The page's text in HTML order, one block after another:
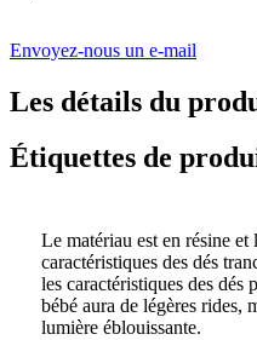
Envoyez-nous un e-mail
Les détails du
Étiquettes de
Le matériau est en résine et
caractéristiques des dés
les caractéristiques des dés
bébé aura de légères rides,
lumière éblouissante.